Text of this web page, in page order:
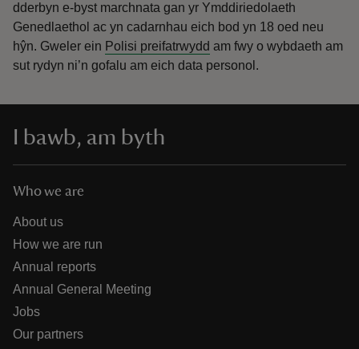
dderbyn e-byst marchnata gan yr Ymddiriedolaeth
Genedlaethol ac yn cadarnhau eich bod yn 18 oed neu
hŷn. Gweler ein Polisi preifatrwydd am fwy o wybdaeth am
sut rydyn ni’n gofalu am eich data personol.
I bawb, am byth
Who we are
About us
How we are run
Annual reports
Annual General Meeting
Jobs
Our partners